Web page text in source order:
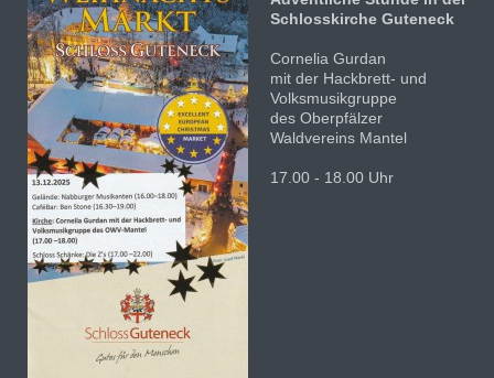
Schlosskirche Guteneck
Cornelia Gurdan
mit der Hackbrett- und
Volksmusikgruppe
des Oberpfälzer
Waldvereins Mantel
17.00 - 18.00 Uhr